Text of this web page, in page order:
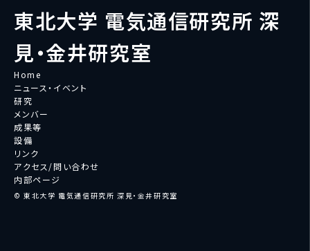
東北大学 電気通信研究所 深
見・金井研究室
Home
ニュース・イベント
研究
メンバー
成果等
設備
リンク
アクセス/問い合わせ
内部ページ
© 東北大学 電気通信研究所 深見・金井研究室